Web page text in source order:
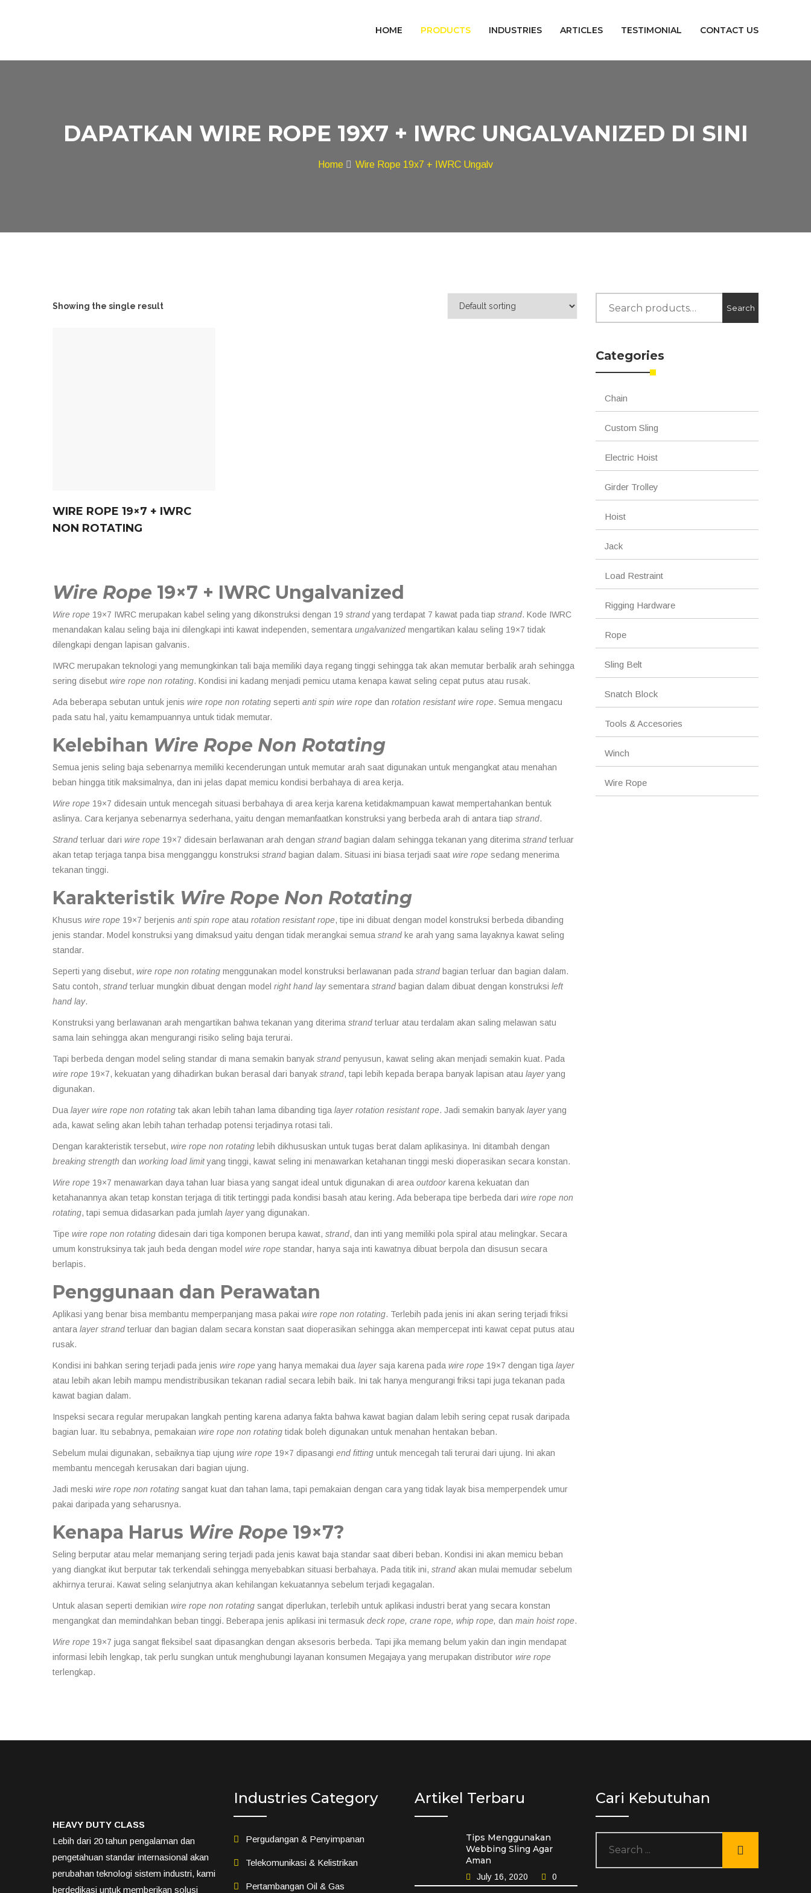
HOME PRODUCTS INDUSTRIES ARTICLES TESTIMONIAL CONTACT US
DAPATKAN WIRE ROPE 19X7 + IWRC UNGALVANIZED DI SINI
Home Wire Rope 19x7 + IWRC Ungalv
Showing the single result
WIRE ROPE 19×7 + IWRC
NON ROTATING
Wire Rope 19×7 + IWRC Ungalvanized
Wire rope 19×7 IWRC merupakan kabel seling yang dikonstruksi dengan 19 strandyang terdapat 7 kawat pada tiap strand. Kode IWRC
menandakan kalau seling baja ini dilengkapi inti kawat independen, sementara ungalvanized mengartikan kalau seling 19×7 tidak
dilengkapi dengan lapisan galvanis.
IWRC merupakan teknologi yang memungkinkan tali baja memiliki daya regang tinggi sehingga tak akan memutar berbalik arah sehingga
sering disebut wire rope non rotating. Kondisi ini kadang menjadi pemicu utama kenapa kawat seling cepat putus atau rusak.
Ada beberapa sebutan untuk jenis wire rope non rotating seperti anti spin wire rope dan rotation resistant wire rope. Semua mengacu
pada satu hal, yaitu kemampuannya untuk tidak memutar.
Kelebihan Wire Rope Non Rotating
Semua jenis seling baja sebenarnya memiliki kecenderungan untuk memutar arah saat digunakan untuk mengangkat atau menahan
beban hingga titik maksimalnya, dan ini jelas dapat memicu kondisi berbahaya di area kerja.
Wire rope 19×7 didesain untuk mencegah situasi berbahaya di area kerja karena ketidakmampuan kawat mempertahankan bentuk
aslinya. Cara kerjanya sebenarnya sederhana, yaitu dengan memanfaatkan konstruksi yang berbeda arah di antara tiap strand.
Strand terluar dari wire rope 19×7 didesain berlawanan arah dengan strand bagian dalam sehingga tekanan yang diterima strand terluar
akan tetap terjaga tanpa bisa mengganggu konstruksi strand bagian dalam. Situasi ini biasa terjadi saat wire rope sedang menerima
tekanan tinggi.
Karakteristik Wire Rope Non Rotating
Khusus wire rope 19×7 berjenis anti spin rope atau rotation resistant rope, tipe ini dibuat dengan model konstruksi berbeda dibanding
jenis standar. Model konstruksi yang dimaksud yaitu dengan tidak merangkai semua strand ke arah yang sama layaknya kawat seling
standar.
Seperti yang disebut, wire rope non rotating menggunakan model konstruksi berlawanan pada strand bagian terluar dan bagian dalam.
Satu contoh, strand terluar mungkin dibuat dengan model right hand laysementara strand bagian dalam dibuat dengan konstruksi left
hand lay.
Konstruksi yang berlawanan arah mengartikan bahwa tekanan yang diterima strand terluar atau terdalam akan saling melawan satu
sama lain sehingga akan mengurangi risiko seling baja terurai.
Tapi berbeda dengan model seling standar di mana semakin banyak strand penyusun, kawat seling akan menjadi semakin kuat. Pada
wire rope 19×7, kekuatan yang dihadirkan bukan berasal dari banyak strand, tapi lebih kepada berapa banyak lapisan atau layeryang
digunakan.
Dua layer wire rope non rotating tak akan lebih tahan lama dibanding tiga layer rotation resistant rope. Jadi semakin banyak layeryang
ada, kawat seling akan lebih tahan terhadap potensi terjadinya rotasi tali.
Dengan karakteristik tersebut, wire rope non rotating lebih dikhususkan untuk tugas berat dalam aplikasinya. Ini ditambah dengan
breaking strength dan working load limityang tinggi, kawat seling ini menawarkan ketahanan tinggi meski dioperasikan secara konstan.
Wire rope 19×7 menawarkan daya tahan luar biasa yang sangat ideal untuk digunakan di area outdoor karena kekuatan dan
ketahanannya akan tetap konstan terjaga di titik tertinggi pada kondisi basah atau kering. Ada beberapa tipe berbeda dari wire rope non
rotating, tapi semua didasarkan pada jumlah layeryang digunakan.
Tipe wire rope non rotating didesain dari tiga komponen berupa kawat, strand, dan inti yang memiliki pola spiral atau melingkar. Secara
umum konstruksinya tak jauh beda dengan model wire rope standar, hanya saja inti kawatnya dibuat berpola dan disusun secara
berlapis.
Penggunaan dan Perawatan
Aplikasi yang benar bisa membantu memperpanjang masa pakai wire rope non rotating. Terlebih pada jenis ini akan sering terjadi friksi
antara layer strand terluar dan bagian dalam secara konstan saat dioperasikan sehingga akan mempercepat inti kawat cepat putus atau
rusak.
Kondisi ini bahkan sering terjadi pada jenis wire ropeyang hanya memakai dua layer saja karena pada wire rope 19×7 dengan tiga layer
atau lebih akan lebih mampu mendistribusikan tekanan radial secara lebih baik. Ini tak hanya mengurangi friksi tapi juga tekanan pada
kawat bagian dalam.
Inspeksi secara regular merupakan langkah penting karena adanya fakta bahwa kawat bagian dalam lebih sering cepat rusak daripada
bagian luar. Itu sebabnya, pemakaian wire rope non rotating tidak boleh digunakan untuk menahan hentakan beban.
Sebelum mulai digunakan, sebaiknya tiap ujung wire rope 19×7 dipasangi end fitting untuk mencegah tali terurai dari ujung. Ini akan
membantu mencegah kerusakan dari bagian ujung.
Jadi meski wire rope non rotating sangat kuat dan tahan lama, tapi pemakaian dengan cara yang tidak layak bisa memperpendek umur
pakai daripada yang seharusnya.
Kenapa Harus Wire Rope 19×7?
Seling berputar atau melar memanjang sering terjadi pada jenis kawat baja standar saat diberi beban. Kondisi ini akan memicu beban
yang diangkat ikut berputar tak terkendali sehingga menyebabkan situasi berbahaya. Pada titik ini, strand akan mulai memudar sebelum
akhirnya terurai. Kawat seling selanjutnya akan kehilangan kekuatannya sebelum terjadi kegagalan.
Untuk alasan seperti demikian wire rope non rotating sangat diperlukan, terlebih untuk aplikasi industri berat yang secara konstan
mengangkat dan memindahkan beban tinggi. Beberapa jenis aplikasi ini termasuk deck rope, crane rope, whip rope, dan main hoist rope.
Wire rope 19×7 juga sangat fleksibel saat dipasangkan dengan aksesoris berbeda. Tapi jika memang belum yakin dan ingin mendapat
informasi lebih lengkap, tak perlu sungkan untuk menghubungi layanan konsumen Megajaya yang merupakan distributor wire rope
terlengkap.
for:
Search
Categories
Chain
Custom Sling
Electric Hoist
Girder Trolley
Hoist
Jack
Load Restraint
Rigging Hardware
Rope
Sling Belt
Snatch Block
Tools & Accesories
Winch
Wire Rope
HEAVY DUTY CLASS
Lebih dari 20 tahun pengalaman dan
pengetahuan standar internasional akan
perubahan teknologi sistem industri, kami
berdedikasi untuk memberikan solusi
Industries Category
Pergudangan & Penyimpanan
Telekomunikasi & Kelistrikan
Pertambangan Oil & Gas
Artikel Terbaru
Tips Menggunakan
Webbing Sling Agar
Aman
July 16, 2020 0
Cari Kebutuhan